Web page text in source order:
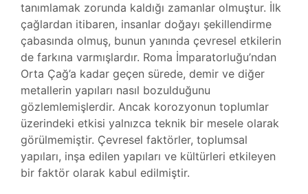
tanımlamak zorunda kaldığı zamanlar olmuştur. İlk
çağlardan itibaren, insanlar doğayı şekillendirme
çabasında olmuş, bunun yanında çevresel etkilerin
de farkına varmışlardır. Roma İmparatorluğu’ndan
Orta Çağ’a kadar geçen sürede, demir ve diğer
metallerin yapıları nasıl bozulduğunu
gözlemlemişlerdir. Ancak korozyonun toplumlar
üzerindeki etkisi yalnızca teknik bir mesele olarak
görülmemiştir. Çevresel faktörler, toplumsal
yapıları, inşa edilen yapıları ve kültürleri etkileyen
bir faktör olarak kabul edilmiştir.